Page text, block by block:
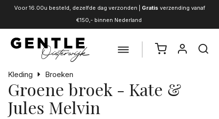
Voor 16.00u besteld, dezelfde dag verzonden | Gratis verzending vanaf
€150,- binnen Nederland
Kleding Broeken
Groene broek - Kate &
Jules Melvin